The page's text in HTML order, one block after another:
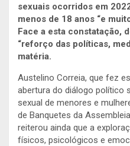
sexuais ocorridos em
menos de 18 anos “e
Face a esta constatação,
“reforço das políticas,
matéria.
Austelino Correia, que fez
abertura do diálogo político
sexual de menores e
de Banquetes da
reiterou ainda que a
físicos, psicológicos e